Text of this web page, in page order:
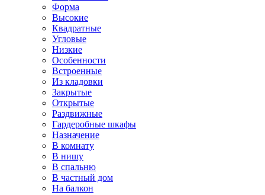
Форма
Высокие
Квадратные
Угловые
Низкие
Особенности
Встроенные
Из кладовки
Закрытые
Открытые
Раздвижные
Гардеробные шкафы
Назначение
В комнату
В нишу
В спальню
В частный дом
На балкон